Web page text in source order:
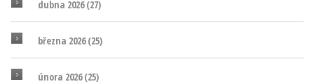
dubna 2026(27)
března 2026(25)
února 2026(25)